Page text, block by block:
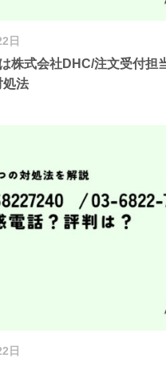
日
株式会社DHC/注文受付担
処法
日